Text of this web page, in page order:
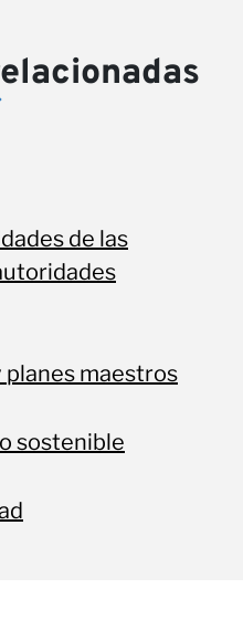
de las
maestros
sostenible